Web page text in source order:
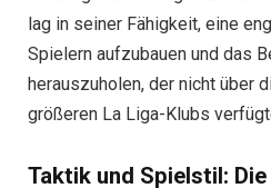
lag in seiner Fähigkeit, eine
Spielern aufzubauen und das
herauszuholen, der nicht über
größeren La Liga-Klubs
Taktik und Spielstil: